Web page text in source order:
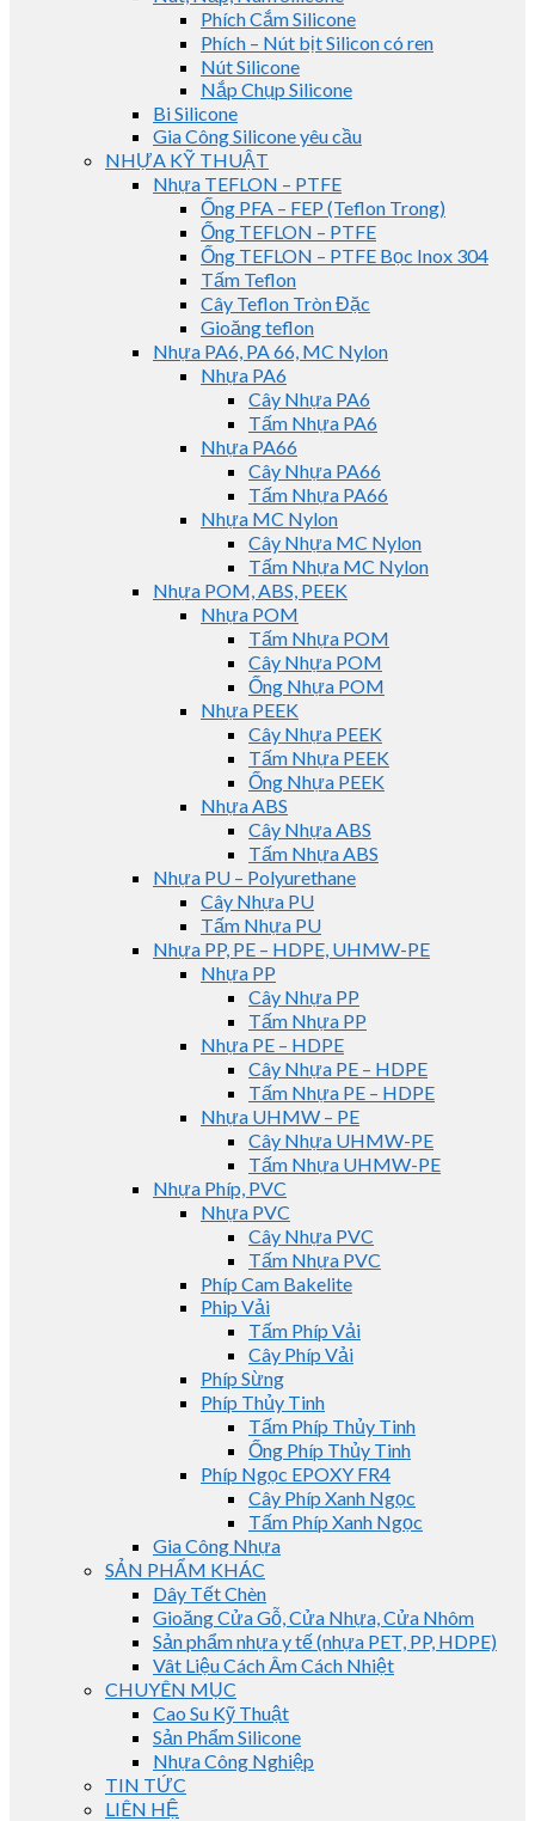
Phích Cắm Silicone
Phích – Nút bịt Silicon có ren
Nút Silicone
Nắp Chụp Silicone
Bi Silicone
Gia Công Silicone yêu cầu
NHỰA KỸ THUẬT
Nhựa TEFLON – PTFE
Ống PFA – FEP (Teflon Trong)
Ống TEFLON – PTFE
Ống TEFLON – PTFE Bọc Inox 304
Tấm Teflon
Cây Teflon Tròn Đặc
Gioăng teflon
Nhựa PA6, PA 66, MC Nylon
Nhựa PA6
Cây Nhựa PA6
Tấm Nhựa PA6
Nhựa PA66
Cây Nhựa PA66
Tấm Nhựa PA66
Nhựa MC Nylon
Cây Nhựa MC Nylon
Tấm Nhựa MC Nylon
Nhựa POM, ABS, PEEK
Nhựa POM
Tấm Nhựa POM
Cây Nhựa POM
Ống Nhựa POM
Nhựa PEEK
Cây Nhựa PEEK
Tấm Nhựa PEEK
Ống Nhựa PEEK
Nhựa ABS
Cây Nhựa ABS
Tấm Nhựa ABS
Nhựa PU – Polyurethane
Cây Nhựa PU
Tấm Nhựa PU
Nhựa PP, PE – HDPE, UHMW-PE
Nhựa PP
Cây Nhựa PP
Tấm Nhựa PP
Nhựa PE – HDPE
Cây Nhựa PE – HDPE
Tấm Nhựa PE – HDPE
Nhựa UHMW – PE
Cây Nhựa UHMW-PE
Tấm Nhựa UHMW-PE
Nhựa Phíp, PVC
Nhựa PVC
Cây Nhựa PVC
Tấm Nhựa PVC
Phíp Cam Bakelite
Phip Vải
Tấm Phíp Vải
Cây Phíp Vải
Phíp Sừng
Phíp Thủy Tinh
Tấm Phíp Thủy Tinh
Ống Phíp Thủy Tinh
Phíp Ngọc EPOXY FR4
Cây Phíp Xanh Ngọc
Tấm Phíp Xanh Ngọc
Gia Công Nhựa
SẢN PHẨM KHÁC
Dây Tết Chèn
Gioăng Cửa Gỗ, Cửa Nhựa, Cửa Nhôm
Sản phẩm nhựa y tế (nhựa PET, PP, HDPE)
Vât Liệu Cách Âm Cách Nhiệt
CHUYÊN MỤC
Cao Su Kỹ Thuật
Sản Phẩm Silicone
Nhựa Công Nghiệp
TIN TỨC
LIÊN HỆ